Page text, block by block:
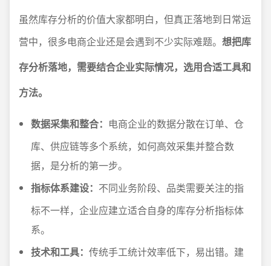
虽然库存分析的价值大家都明白，但真正落地到日常运
营中，很多电商企业还是会遇到不少实际难题。 想把库
存分析落地，需要结合企业实际情况，选用合适工具和
方法。
数据采集和整合： 电商企业的数据分散在订单、仓
库、供应链等多个系统，如何高效采集并整合数
据，是分析的第一步。
指标体系建设： 不同业务阶段、品类需要关注的指
标不一样，企业应建立适合自身的库存分析指标体
系。
技术和工具： 传统手工统计效率低下，易出错。建